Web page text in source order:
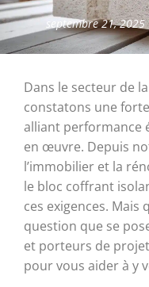
septembre 21, 2025
Dans le secteur de
constatons une
alliant performance
en œuvre. Depuis
l’immobilier et la
le bloc coffrant
ces exigences. Mais
question que se
et porteurs de
pour vous aider à y